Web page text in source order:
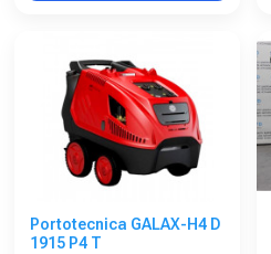
Portotecnica GALAX-H4 D
1915 P4 T